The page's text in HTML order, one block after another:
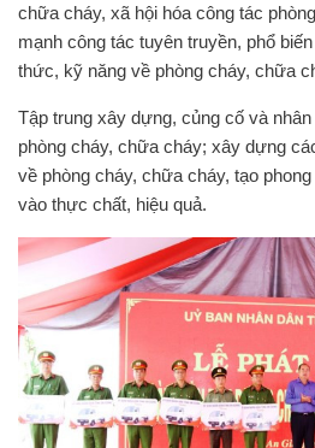
chữa cháy, xã hội hóa công tác
mạnh công tác tuyên truyền, phổ
thức, kỹ năng về phòng cháy, chữa
Tập trung xây dựng, củng cố và
phòng cháy, chữa cháy; xây dựng
về phòng cháy, chữa cháy, tạo
vào thực chất, hiệu quả.